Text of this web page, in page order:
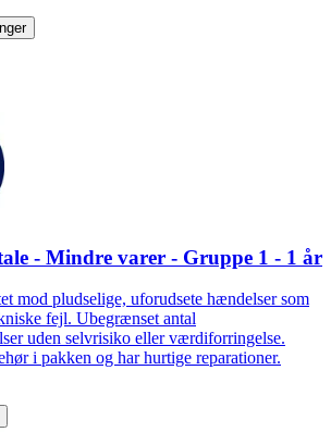
- Mindre varer - Gruppe 1 - 1 år
mod pludselige, uforudsete hændelser som
fejl. Ubegrænset antal
uden selvrisiko eller værdiforringelse.
i pakken og har hurtige reparationer.